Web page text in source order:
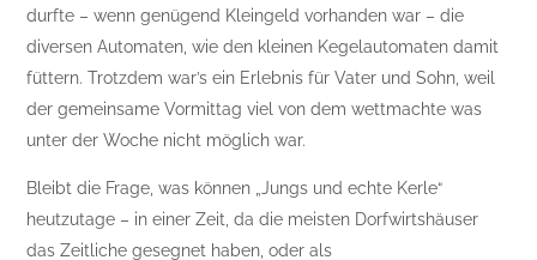
durfte – wenn genügend Kleingeld vorhanden war – die
diversen Automaten, wie den kleinen Kegelautomaten damit
füttern. Trotzdem war’s ein Erlebnis für Vater und Sohn, weil
der gemeinsame Vormittag viel von dem wettmachte was
unter der Woche nicht möglich war.
Bleibt die Frage, was können „Jungs und echte Kerle“
heutzutage – in einer Zeit, da die meisten Dorfwirtshäuser
das Zeitliche gesegnet haben, oder als